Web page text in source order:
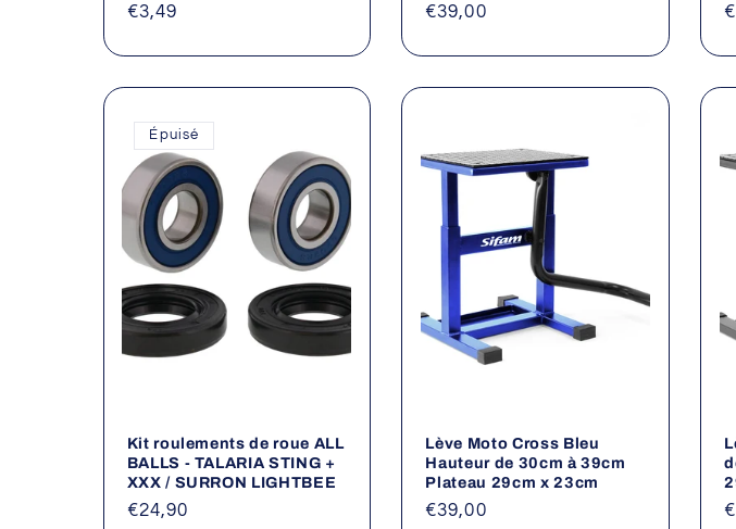
Prix
€3,49
Prix
€39,00
Épuisé
Kit roulements de roue ALL
BALLS - TALARIA STING +
XXX / SURRON LIGHTBEE
Prix
€24,90
Lève Moto Cross Bleu
Hauteur de 30cm à 39cm
Plateau 29cm x 23cm
Prix
€39,00